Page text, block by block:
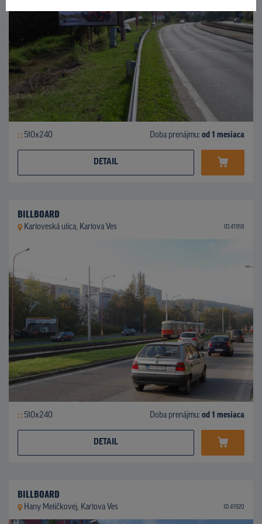
510x240 Doba prenájmu: od 1 mesiaca
DETAIL
BILLBOARD
Karloveská ulica, Karlova Ves ID 41918
510x240 Doba prenájmu: od 1 mesiaca
DETAIL
BILLBOARD
Hany Meličkovej, Karlova Ves ID 41920